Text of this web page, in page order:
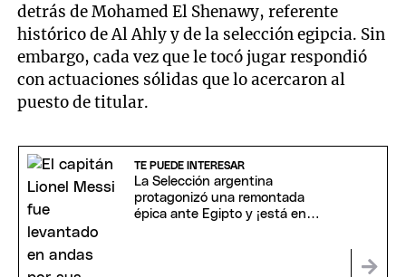
detrás de Mohamed El Shenawy, referente
histórico de Al Ahly y de la selección egipcia. Sin
embargo, cada vez que le tocó jugar respondió
con actuaciones sólidas que lo acercaron al
puesto de titular.
TE PUEDE INTERESAR
La Selección argentina
protagonizó una remontada
épica ante Egipto y ¡está en